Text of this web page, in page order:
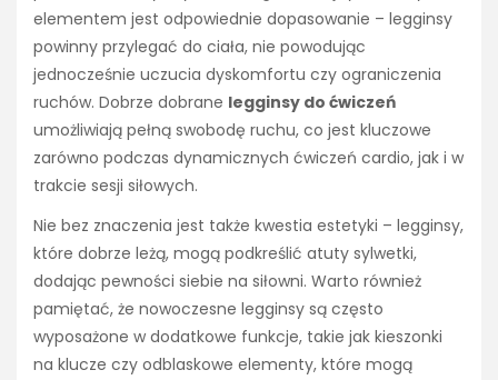
elementem jest odpowiednie dopasowanie – legginsy
powinny przylegać do ciała, nie powodując
jednocześnie uczucia dyskomfortu czy ograniczenia
ruchów. Dobrze dobrane legginsy do ćwiczeń
umożliwiają pełną swobodę ruchu, co jest kluczowe
zarówno podczas dynamicznych ćwiczeń cardio, jak i w
trakcie sesji siłowych.
Nie bez znaczenia jest także kwestia estetyki – legginsy,
które dobrze leżą, mogą podkreślić atuty sylwetki,
dodając pewności siebie na siłowni. Warto również
pamiętać, że nowoczesne legginsy są często
wyposażone w dodatkowe funkcje, takie jak kieszonki
na klucze czy odblaskowe elementy, które mogą